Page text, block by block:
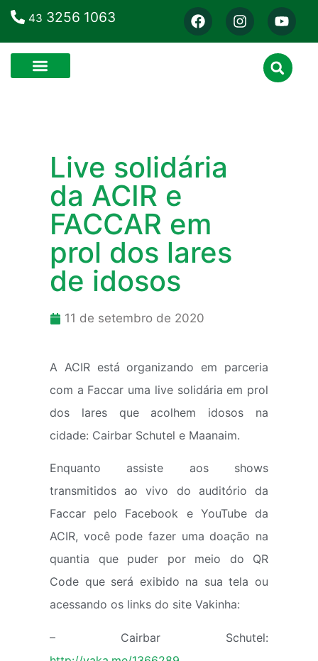
43 3256 1063
Live solidária
da ACIR e
FACCAR em
prol dos lares
de idosos
11 de setembro de 2020
A ACIR está organizando em parceria
com a Faccar uma live solidária em prol
dos lares que acolhem idosos na
cidade: Cairbar Schutel e Maanaim.
Enquanto assiste aos shows
transmitidos ao vivo do auditório da
Faccar pelo Facebook e YouTube da
ACIR, você pode fazer uma doação na
quantia que puder por meio do QR
Code que será exibido na sua tela ou
acessando os links do site Vakinha:
– Cairbar Schutel: